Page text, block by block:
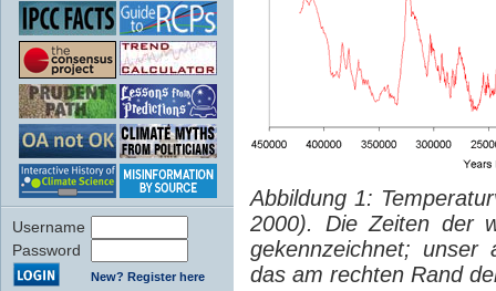
Username
Password
New? Register here
Abbildung 1:
2000). Die Zeiten der
gekennzeichnet; unser
das am rechten Rand